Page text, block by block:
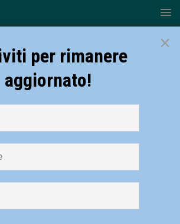
×
per rimanere
aggiornato!